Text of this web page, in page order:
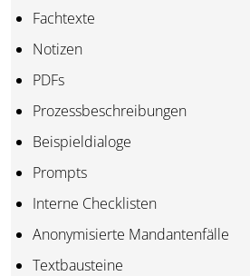
Fachtexte
Notizen
PDFs
Prozessbeschreibungen
Beispieldialoge
Prompts
Interne Checklisten
Anonymisierte Mandantenfälle
Textbausteine